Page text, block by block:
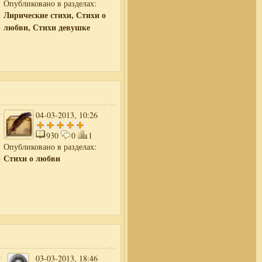
Опубликовано в разделах:
Лирические стихи, Стихи о
любви, Стихи девушке
04-03-2013, 10:26
930
0
1
Опубликовано в разделах:
Стихи о любви
03-03-2013, 18:46